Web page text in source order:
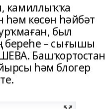
камиллыҡҡа
көсөн һәйбәт
был
береһе – сығышы
Башҡортостан
һәм блогер